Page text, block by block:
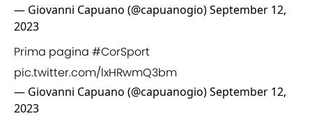
— Giovanni Capuano (@capuanogio)September 12,
2023
Prima pagina #CorSport
pic.twitter.com/lxHRwmQ3bm
— Giovanni Capuano (@capuanogio)September 12,
2023